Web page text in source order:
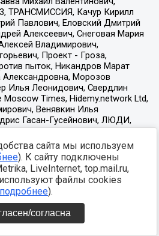
сайта мы используем
). К сайту подключены
LiveInternet, top.mail.ru,
файлы cookies
подробнее).
согласна